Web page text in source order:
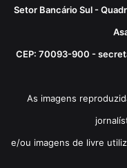
Setor Bancário Sul -
CEP: 70093-900 -
As imagens
e/ou imagens de livre